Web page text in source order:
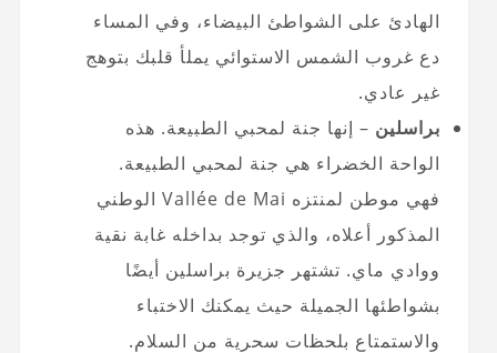
الهادئ على الشواطئ البيضاء، وفي المساء
دع غروب الشمس الاستوائي يملأ قلبك بتوهج
غير عادي.
براسلين – إنها جنة لمحبي الطبيعة. هذه
الواحة الخضراء هي جنة لمحبي الطبيعة.
فهي موطن لمنتزه Vallée de Mai الوطني
المذكور أعلاه، والذي توجد بداخله غابة نقية
ووادي ماي. تشتهر جزيرة براسلين أيضًا
بشواطئها الجميلة حيث يمكنك الاختباء
والاستمتاع بلحظات سحرية من السلام.